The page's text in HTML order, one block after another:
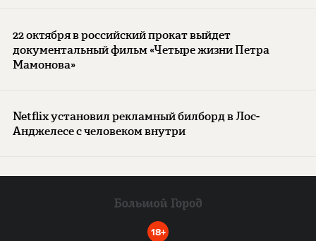
22 октября в российский прокат выйдет
документальный фильм «Четыре жизни Петра
Мамонова»
Netflix установил рекламный билборд в Лос-
Анджелесе с человеком внутри
18+